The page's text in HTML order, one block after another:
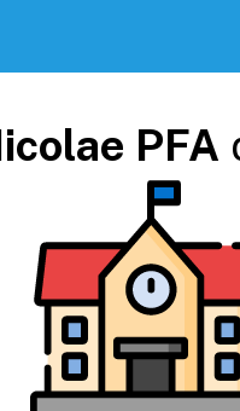
PFA